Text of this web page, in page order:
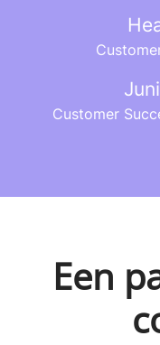
Customer
Een